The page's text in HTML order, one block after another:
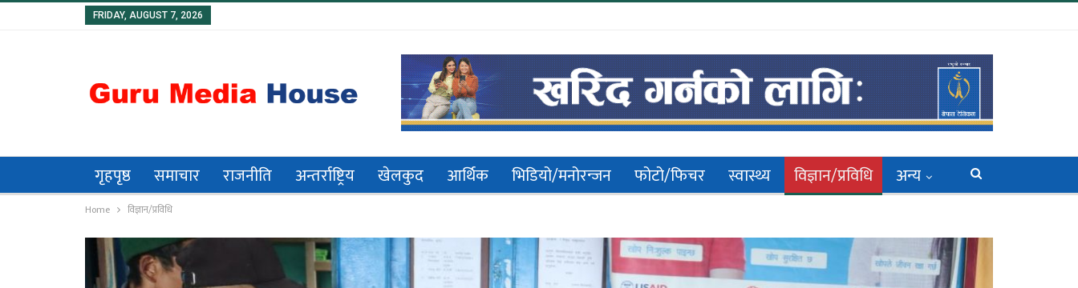
FRIDAY, AUGUST 7, 2026
गृहपृष्ठ समाचार राजनीति अन्तर्राष्ट्रिय खेलकुद आर्थिक भिडियो/मनोरन्जन फोटो/फिचर स्वास्थ्य विज्ञान/प्रविधि अन्य
Home विज्ञान/प्रविधि
अन्तर्राष्ट्रिय